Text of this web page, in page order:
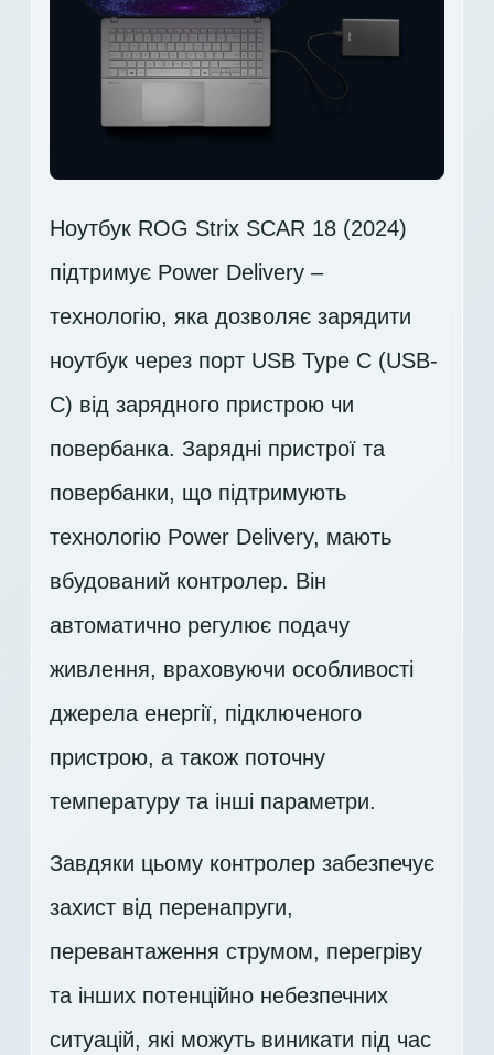
Ноутбук ROG Strix SCAR 18 (2024)
підтримує Power Delivery –
технологію, яка дозволяє зарядити
ноутбук через порт USB Type C (USB-
C) від зарядного пристрою чи
повербанка. Зарядні пристрої та
повербанки, що підтримують
технологію Power Delivery, мають
вбудований контролер. Він
автоматично регулює подачу
живлення, враховуючи особливості
джерела енергії, підключеного
пристрою, а також поточну
температуру та інші параметри.
Завдяки цьому контролер забезпечує
захист від перенапруги,
перевантаження струмом, перегріву
та інших потенційно небезпечних
ситуацій, які можуть виникати під час